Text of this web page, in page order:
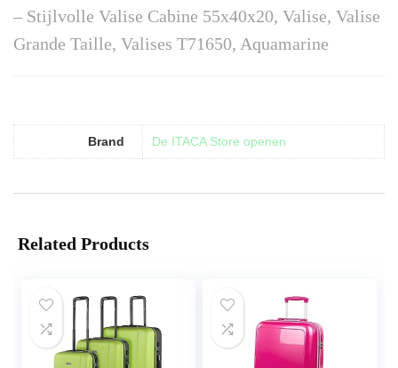
– Stijlvolle Valise Cabine 55x40x20, Valise, Valise
Grande Taille, Valises T71650, Aquamarine
Brand De ITACA Store openen
Related Products